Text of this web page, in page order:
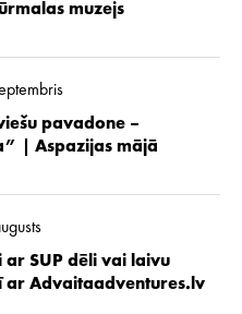
muzejs
pavadone –
| Aspazijas mājā
ar SUP dēli vai laivu
ar Advaitaadventures.lv